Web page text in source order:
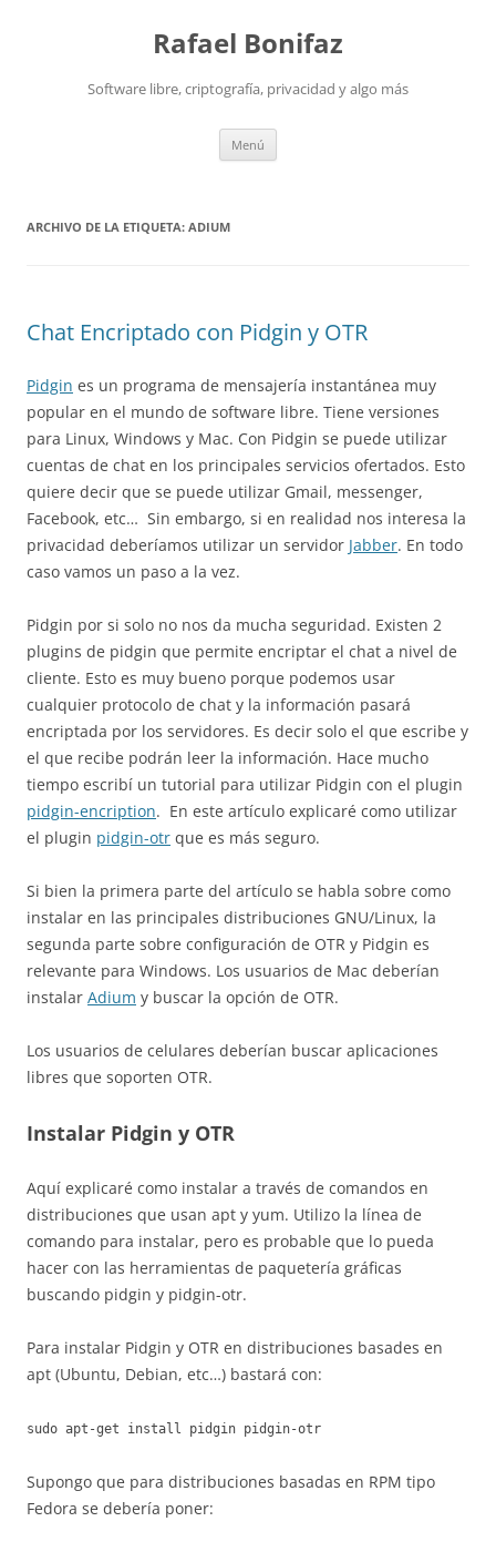
Rafael Bonifaz
Software libre, criptografía, privacidad y algo más
Menú
ARCHIVO DE LA ETIQUETA: ADIUM
Chat Encriptado con Pidgin y OTR
Pidgin es un programa de mensajería instantánea muy
popular en el mundo de software libre. Tiene versiones
para Linux, Windows y Mac. Con Pidgin se puede utilizar
cuentas de chat en los principales servicios ofertados. Esto
quiere decir que se puede utilizar Gmail, messenger,
Facebook, etc… Sin embargo, si en realidad nos interesa la
privacidad deberíamos utilizar un servidor Jabber. En todo
caso vamos un paso a la vez.
Pidgin por si solo no nos da mucha seguridad. Existen 2
plugins de pidgin que permite encriptar el chat a nivel de
cliente. Esto es muy bueno porque podemos usar
cualquier protocolo de chat y la información pasará
encriptada por los servidores. Es decir solo el que escribe y
el que recibe podrán leer la información. Hace mucho
tiempo escribí un tutorial para utilizar Pidgin con el plugin
pidgin-encription. En este artículo explicaré como utilizar
el plugin pidgin-otr que es más seguro.
Si bien la primera parte del artículo se habla sobre como
instalar en las principales distribuciones GNU/Linux, la
segunda parte sobre configuración de OTR y Pidgin es
relevante para Windows. Los usuarios de Mac deberían
instalar Adium y buscar la opción de OTR.
Los usuarios de celulares deberían buscar aplicaciones
libres que soporten OTR.
Instalar Pidgin y OTR
Aquí explicaré como instalar a través de comandos en
distribuciones que usan apt y yum. Utilizo la línea de
comando para instalar, pero es probable que lo pueda
hacer con las herramientas de paquetería gráficas
buscando pidgin y pidgin-otr.
Para instalar Pidgin y OTR en distribuciones basades en
apt (Ubuntu, Debian, etc…) bastará con:
sudo apt-get install pidgin pidgin-otr
Supongo que para distribuciones basadas en RPM tipo
Fedora se debería poner: